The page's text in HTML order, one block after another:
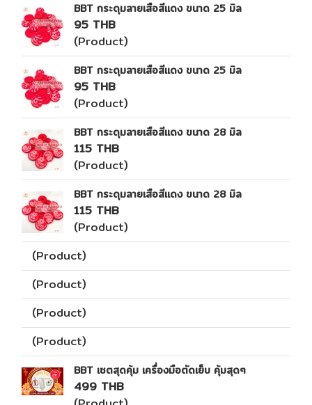
BBT กระดุมลายเสือสีแดง ขนาด 25 มิล
95 THB
(Product)
BBT กระดุมลายเสือสีแดง ขนาด 25 มิล
95 THB
(Product)
BBT กระดุมลายเสือสีแดง ขนาด 28 มิล
115 THB
(Product)
BBT กระดุมลายเสือสีแดง ขนาด 28 มิล
115 THB
(Product)
(Product)
(Product)
(Product)
(Product)
BBT เซตสุดคุ้ม เครื่องมือตัดเย็บ คุ้มสุดๆ
499 THB